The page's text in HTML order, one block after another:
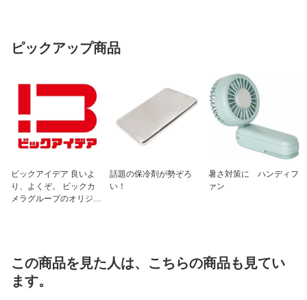
ピックアップ商品
ビックアイデア 良いよ
り、よくぞ。 ビックカ
メラグループのオリジナ
話題の保冷剤が勢ぞろ
い！
暑さ対策に ハンディフ
ァン
この商品を見た人は、こちらの商品も見てい
ます。